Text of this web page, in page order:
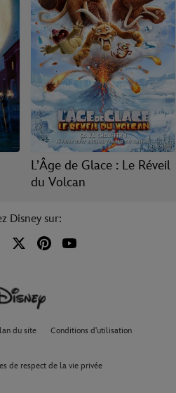
L’Âge de Glace : Le Réveil
du Volcan
Disney sur:
du site Conditions d'utilisation
de respect de la vie privée